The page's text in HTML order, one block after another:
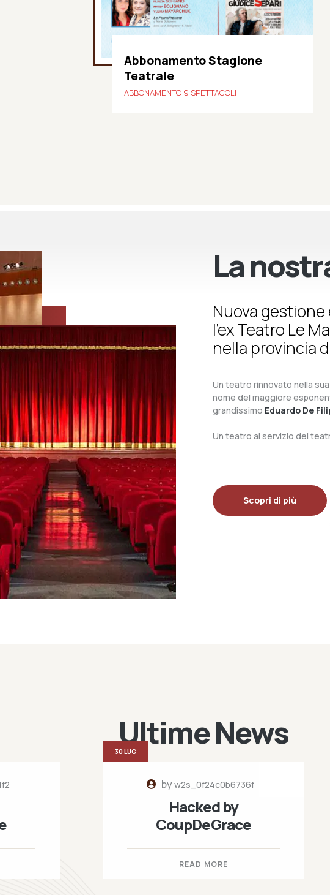
Abbonamento Stagione
Teatrale
ABBONAMENTO 9 SPETTACOLI
La
Nuova
l’ex Teatro Le
nella provincia
Un teatro rinnovato nella
nome del maggiore
grandissimo Eduardo De
Un teatro al servizio del
Scopri di più
Ultime News
byw2s_0f24c0b6736f
Hacked by
CoupDeGrace
READ MORE
30 LUG